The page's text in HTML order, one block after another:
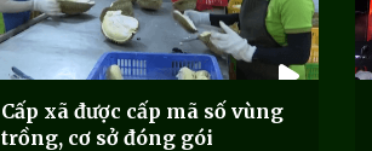
Cấp xã được cấp mã số vùng
trồng, cơ sở đóng gói